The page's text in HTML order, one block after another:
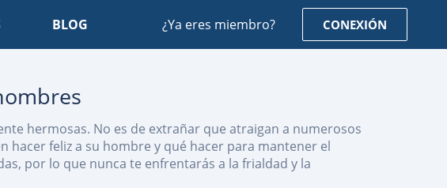
BLOG ¿Ya eres miembro? CONEXIÓN
hermosas. No es de extrañar que atraigan a numerosos
hacer feliz a su hombre y qué hacer para mantener el
por lo que nunca te enfrentarás a la frialdad y la